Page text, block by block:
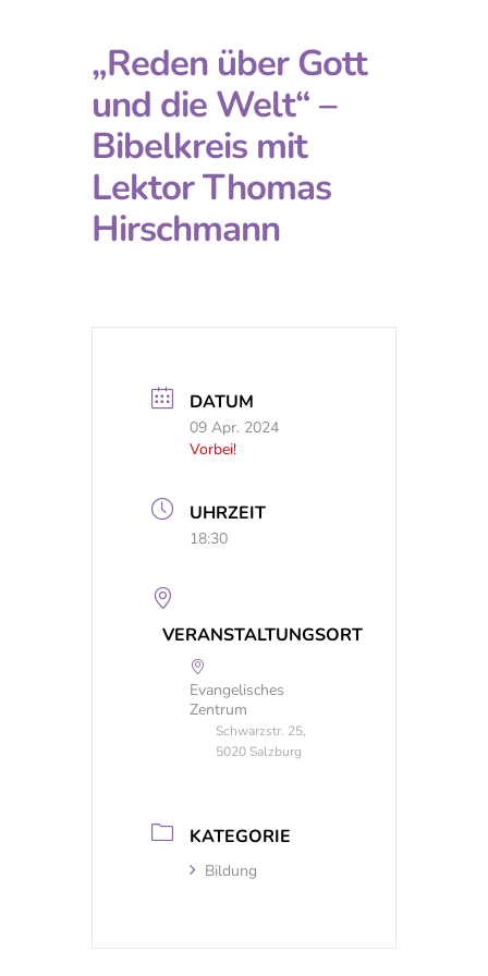
„Reden über Gott
und die Welt“ –
Bibelkreis mit
Lektor Thomas
Hirschmann
DATUM
09 Apr. 2024
Vorbei!
UHRZEIT
18:30
VERANSTALTUNGSORT
Evangelisches
Zentrum
Schwarzstr. 25,
5020 Salzburg
KATEGORIE
Bildung